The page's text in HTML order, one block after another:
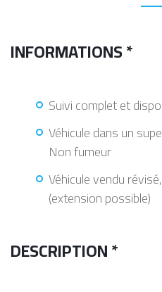
INFORMATIONS *
Suivi complet et
Véhicule dans un
Non fumeur
Véhicule vendu
(extension possible)
DESCRIPTION *